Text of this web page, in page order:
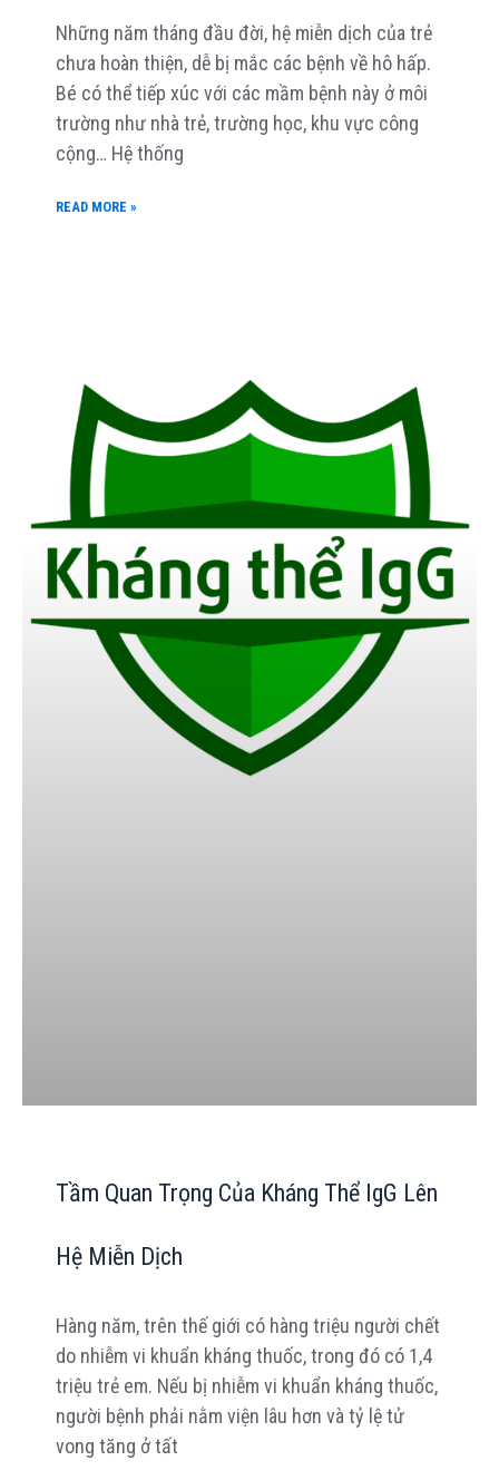
Những năm tháng đầu đời, hệ miễn dịch của trẻ
chưa hoàn thiện, dễ bị mắc các bệnh về hô hấp.
Bé có thể tiếp xúc với các mầm bệnh này ở môi
trường như nhà trẻ, trường học, khu vực công
cộng… Hệ thống
READ MORE »
Tầm Quan Trọng Của Kháng Thể IgG Lên
Hệ Miễn Dịch
Hàng năm, trên thế giới có hàng triệu người chết
do nhiễm vi khuẩn kháng thuốc, trong đó có 1,4
triệu trẻ em. Nếu bị nhiễm vi khuẩn kháng thuốc,
người bệnh phải nằm viện lâu hơn và tỷ lệ tử
vong tăng ở tất